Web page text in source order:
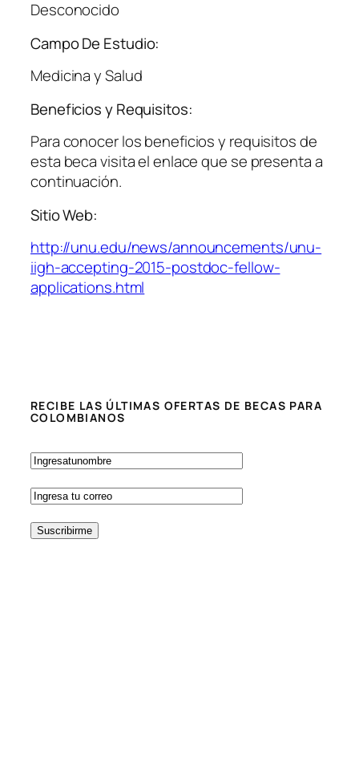
Desconocido
Campo De Estudio:
Medicina y Salud
Beneficios y Requisitos:
Para conocer los beneficios y requisitos de
esta beca visita el enlace que se presenta a
continuación.
Sitio Web:
http://unu.edu/news/announcements/unu-
iigh-accepting-2015-postdoc-fellow-
applications.html
RECIBE LAS ÚLTIMAS OFERTAS DE BECAS PARA
COLOMBIANOS